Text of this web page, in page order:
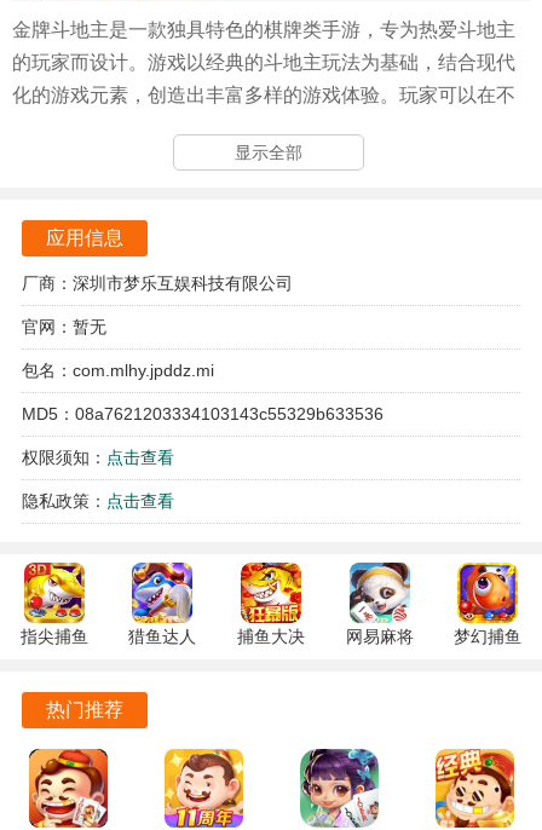
金牌斗地主是一款独具特色的棋牌类手游，专为热爱斗地主
的玩家而设计。游戏以经典的斗地主玩法为基础，结合现代
化的游戏元素，创造出丰富多样的游戏体验。玩家可以在不
的竞技乐趣。游戏还特别注重用户体验，界面简洁明了，操
魅力。
金牌斗地主游戏亮点
1. 游戏采用了生动的卡通画风，角色形象栩栩如生，给玩家
带来愉悦的视觉享受，仿佛置身于一个色彩斑斓的斗地主世
界。
2. 玩家可以随时随地进行游戏，无需联网，极大地方便了玩
家的游戏体验，不论是在家中还是外出，都能轻松畅玩。
3. 竞技模式的引入为传统斗地主玩法增添了新的挑战，玩家
不仅需要运用牌技，更需灵活应对对手的策略，提升了游戏
的趣味性。
4. 游戏内提供了丰富的教程和指导，帮助新手玩家快速理解
金牌斗地主游戏特色
1. 多样化的游戏玩法让玩家可以根据自己的喜好进行选择，
既有策略性强的玩法，也有轻松娱乐的模式，满足不同玩家
显示全部
应用信息
厂商：深圳市梦乐互娱科技有限公司
官网：暂无
包名：com.mlhy.jpddz.mi
MD5：08a7621203334103143c55329b633536
权限须知： 点击查看
隐私政策： 点击查看
指尖捕鱼
安卓版
猎鱼达人
卓版
捕鱼大决
网易麻将
梦幻捕鱼
热门推荐